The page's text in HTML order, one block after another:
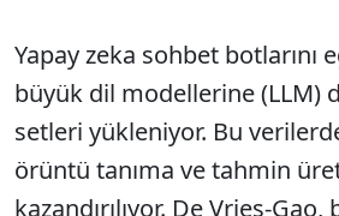
Yapay zeka sohbet botlarını
büyük dil modellerine (LLM)
setleri yükleniyor. Bu
örüntü tanıma ve tahmin
kazandırılıyor. De Vries-